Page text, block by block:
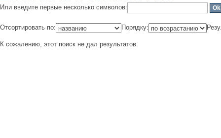
Или введите первые несколько символов:
Отсортировать по: Порядку:
К сожалению, этот поиск не дал результатов.